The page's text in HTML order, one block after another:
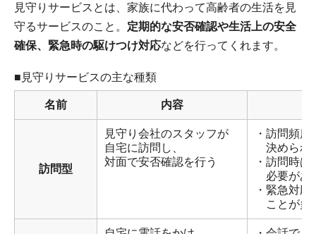
見守りサービスとは、家族に代わって高齢者の生活を見
守るサービスのこと。 定期的な安否確認や生活上の安全
確保、緊急時の駆けつけ対応などを行ってくれます。
■見守りサービスの主な種類
名前 内容
訪問型
見守り会社のスタッフが
自宅に訪問し、
対面で安否確認を行う
・訪問頻
決められ
・訪問時
必要があ
・緊急対
ことが多